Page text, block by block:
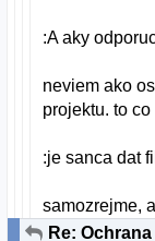
:A aky
neviem ako
projektu. to
:je sanca dat
samozrejme,
Re: